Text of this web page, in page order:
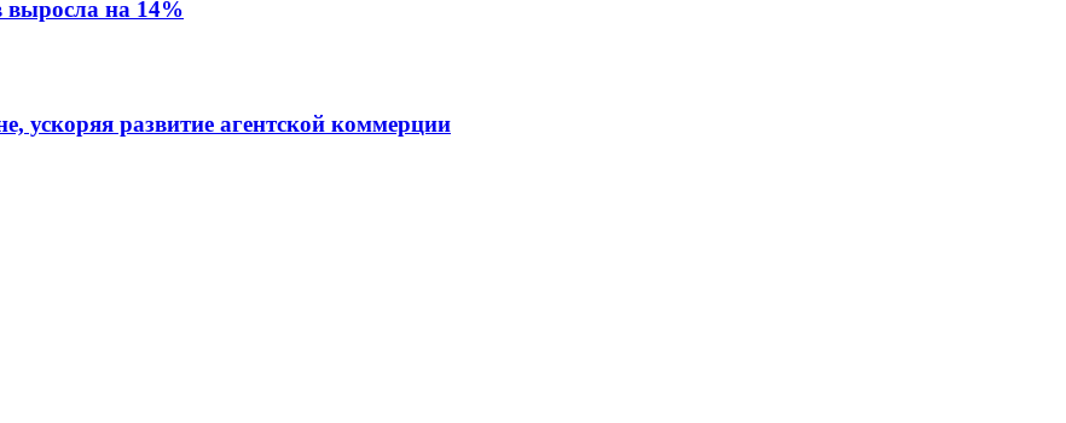
выросла на 14%
ускоряя развитие агентской коммерции